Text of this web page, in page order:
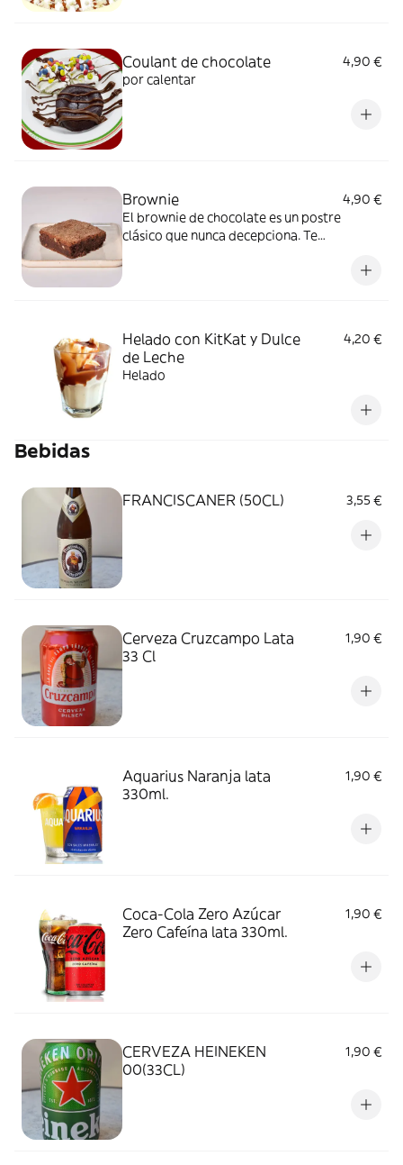
Coulant de chocolate
4,90 €
por calentar
Brownie
4,90 €
El brownie de chocolate es un postre
clásico que nunca decepciona. Te
durante 20 segundos antes de comerlo. ¿A
Helado con KitKat y Dulce
de Leche
4,20 €
Helado
Bebidas
FRANCISCANER (50CL) 3,55 €
Cerveza Cruzcampo Lata
33 Cl
1,90 €
Aquarius Naranja lata
330ml.
1,90 €
Coca-Cola Zero Azúcar
Zero Cafeína lata 330ml.
1,90 €
CERVEZA HEINEKEN
00(33CL)
1,90 €